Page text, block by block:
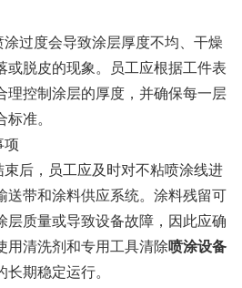
过度会导致涂层厚度不均、干燥
或脱皮的现象。员工应根据工件表
理控制涂层的厚度，并确保每一层
准。
项
后，员工应及时对不粘喷涂线进
送带和涂料供应系统。涂料残留可
层质量或导致设备故障，因此应确
用清洗剂和专用工具清除喷涂设备
期稳定运行。